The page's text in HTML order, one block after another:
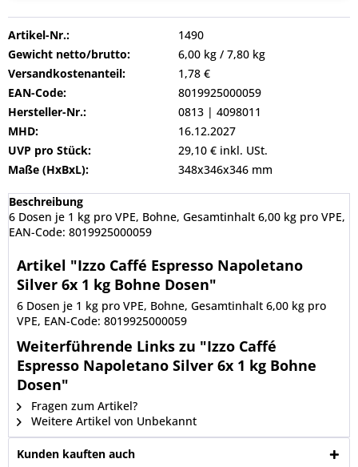
Artikel-Nr.:
1490
Gewicht netto/brutto:
6,00 kg / 7,80 kg
Versandkostenanteil:
1,78 €
EAN-Code:
8019925000059
Hersteller-Nr.:
0813 | 4098011
MHD:
16.12.2027
UVP pro Stück:
29,10 € inkl. USt.
Maße (HxBxL):
348x346x346 mm
Beschreibung
6 Dosen je 1 kg pro VPE, Bohne, Gesamtinhalt 6,00 kg pro VPE,
EAN-Code: 8019925000059
Artikel "Izzo Caffé Espresso Napoletano
Silver 6x 1 kg Bohne Dosen"
6 Dosen je 1 kg pro VPE, Bohne, Gesamtinhalt 6,00 kg pro
VPE, EAN-Code: 8019925000059
Weiterführende Links zu "Izzo Caffé
Espresso Napoletano Silver 6x 1 kg Bohne
Dosen"
Fragen zum Artikel?
Weitere Artikel von Unbekannt
Kunden kauften auch